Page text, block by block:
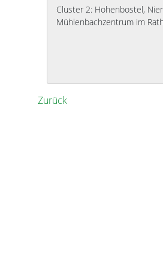
Cluster 2: Hohenbostel,
Mühlenbachzentrum im
Zurück